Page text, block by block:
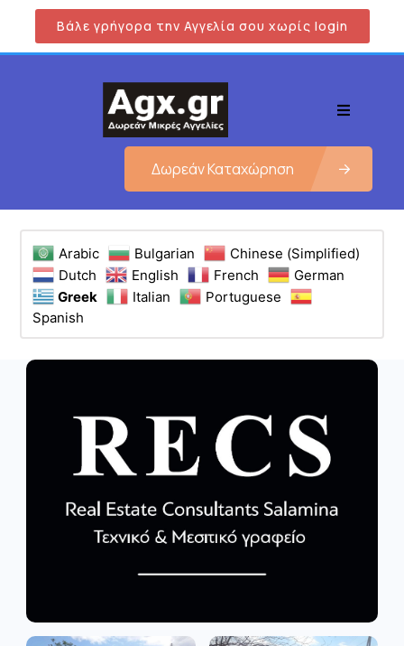
Βάλε γρήγορα την Αγγελία σου χωρίς login
Δωρεάν Καταχώρηση
Arabic Bulgarian
Chinese (Simplified)
Dutch
English French
German
Greek
Italian
Portuguese
Spanish